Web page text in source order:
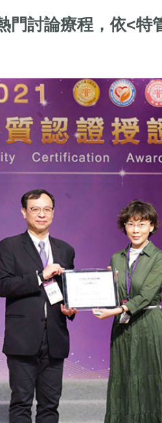
門討論療程，依<特